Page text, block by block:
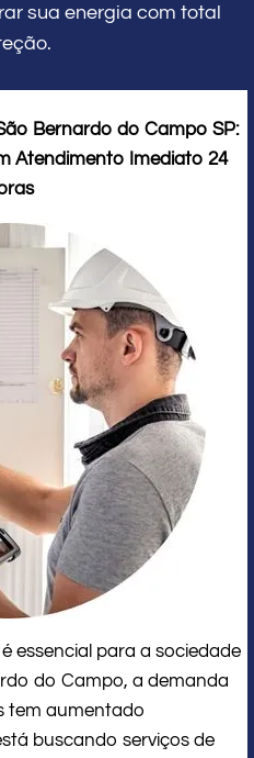
sua energia com total
Bernardo do Campo SP:
Atendimento Imediato 24
essencial para a sociedade
do Campo, a demanda
tem aumentado
buscando serviços de